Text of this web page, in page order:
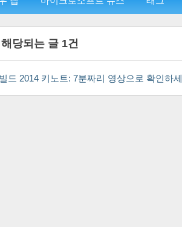
당되는 글 1건
드 2014 키노트: 7분짜리 영상으로 확인하